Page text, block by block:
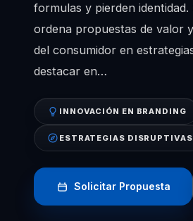
formulas y pierden
ordena propuestas de valor
del consumidor en
destacar en…
INNOVACIÓN EN BRANDING
ESTRATEGIAS DISRUPTIVAS
Solicitar Propuesta